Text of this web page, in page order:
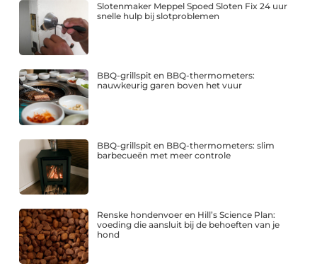
Slotenmaker Meppel Spoed Sloten Fix 24 uur
snelle hulp bij slotproblemen
BBQ-grillspit en BBQ-thermometers:
nauwkeurig garen boven het vuur
BBQ-grillspit en BBQ-thermometers: slim
barbecueën met meer controle
Renske hondenvoer en Hill’s Science Plan:
voeding die aansluit bij de behoeften van je
hond